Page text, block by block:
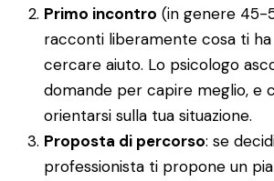
Primo incontro (in genere 45-
racconti liberamente cosa ti
cercare aiuto. Lo psicologo
domande per capire meglio, e
orientarsi sulla tua situazione.
Proposta di percorso: se
professionista ti propone un